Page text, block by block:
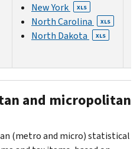
New York XLS
North Carolina XLS
North Dakota XLS
and micropolitan
(metro and micro) statistical